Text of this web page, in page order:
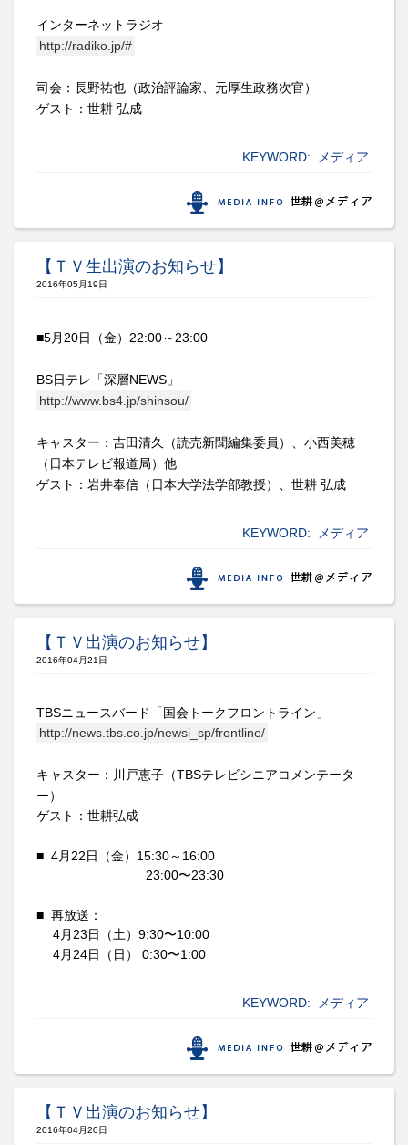
インターネットラジオ
http://radiko.jp/#
司会：長野祐也（政治評論家、元厚生政務次官）
ゲスト：世耕 弘成
KEYWORD: メディア
【ＴＶ生出演のお知らせ】
2016年05月19日
■5月20日（金）22:00～23:00
BS日テレ「深層NEWS」
http://www.bs4.jp/shinsou/
キャスター：吉田清久（読売新聞編集委員）、小西美穂
（日本テレビ報道局）他
ゲスト：岩井奉信（日本大学法学部教授）、世耕 弘成
KEYWORD: メディア
【ＴＶ出演のお知らせ】
2016年04月21日
TBSニュースバード「国会トークフロントライン」
http://news.tbs.co.jp/newsi_sp/frontline/
キャスター： 川戸恵子 （TBSテレビシニアコメンテータ
ー）
ゲスト：世耕弘成
■ 4月 22日（金） 15:30～16:00
23:00〜23:30
■ 再放送：
4月 23日（土） 9:30〜10:00
4月 24日（日） 0:30〜1:00
KEYWORD: メディア
【ＴＶ出演のお知らせ】
2016年04月20日